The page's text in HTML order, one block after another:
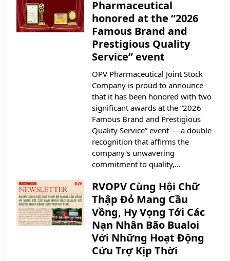
Pharmaceutical
honored at the “2026
Famous Brand and
Prestigious Quality
Service” event
OPV Pharmaceutical Joint Stock
Company is proud to announce
that it has been honored with two
significant awards at the “2026
Famous Brand and Prestigious
Quality Service” event — a double
recognition that affirms the
company's unwavering
commitment to quality,...
RVOPV Cùng Hội Chữ
Thập Đỏ Mang Cầu
Vồng, Hy Vọng Tới Các
Nạn Nhân Bão Bualoi
Với Những Hoạt Động
Cứu Trợ Kịp Thời